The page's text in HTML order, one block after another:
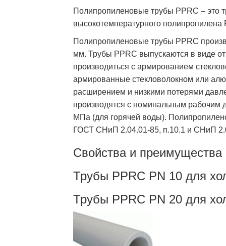
Полипропиленовые трубы PPRC – это
высокотемпературного полипропилена
Полипропиленовые трубы PPRC
мм. Трубы PPRC выпускаются в виде
производиться с армированием
армированные стекловолокном или
расширением и низкими потерями
производятся с номинальным
МПа (для горячей воды).
ГОСТ СНиП 2.04.01-85, п.10.1 и СНиП
Свойства и
Трубы PPRC PN 10 для
Трубы PPRC PN 20 для